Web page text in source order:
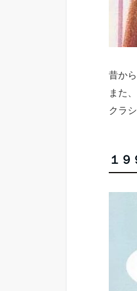
昔か
また
クラ
１９